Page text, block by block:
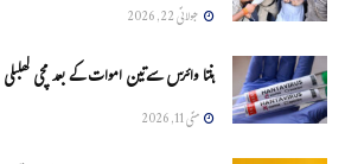
جولائی 22, 2026
ہنتا وائرس سےتین اموات کے بعد مچی کھلبلی
مئی 11, 2026